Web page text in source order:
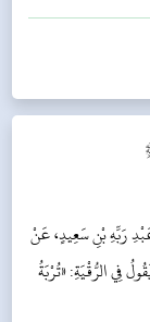
رَبِّهِ بْنِ سَعِيدٍ، عَنْ
فِي الرُّقْيَةِ: «تُرْبَةُ